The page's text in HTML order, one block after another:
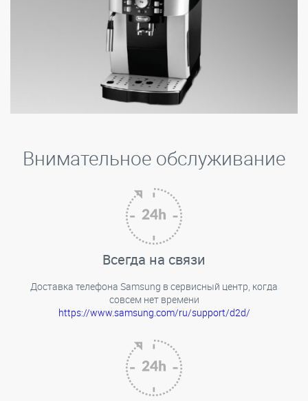
Внимательное обслуживание
Всегда на связи
Доставка телефона Samsung в сервисный центр, когда
совсем нет времени
https://www.samsung.com/ru/support/d2d/